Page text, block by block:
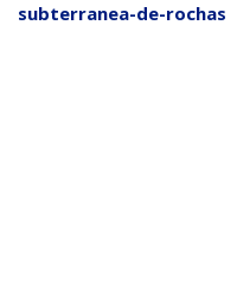
subterranea-de-rochas